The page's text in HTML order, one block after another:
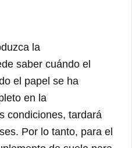
la
saber cuándo el
el papel se ha
en la
condiciones, tardará
Por lo tanto, para el